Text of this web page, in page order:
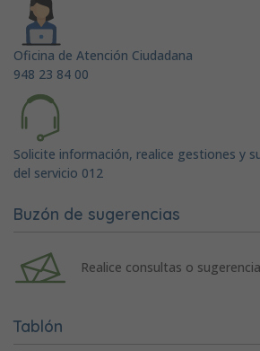
Oficina de Atención Ciudadana
948 23 84 00
Solicite información, realice gestiones y
del servicio 012
Buzón de sugerencias
Realice consultas o
Tablón